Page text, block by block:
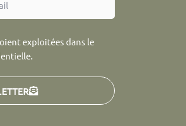
exploitées dans le